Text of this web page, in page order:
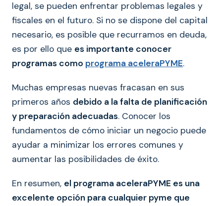
legal, se pueden enfrentar problemas legales y
fiscales en el futuro. Si no se dispone del capital
necesario, es posible que recurramos en deuda,
es por ello que es importante conocer
programas como programa aceleraPYME.
Muchas empresas nuevas fracasan en sus
primeros años debido a la falta de planificación
y preparación adecuadas. Conocer los
fundamentos de cómo iniciar un negocio puede
ayudar a minimizar los errores comunes y
aumentar las posibilidades de éxito.
En resumen, el programa aceleraPYME es una
excelente opción para cualquier pyme que